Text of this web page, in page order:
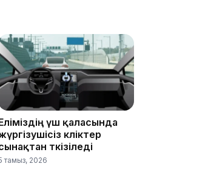
үш қаласында
көліктер
өткізіледі
тамыз, 2026